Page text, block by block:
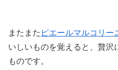
またまた ピエールマルコリー
いしいものを覚えると、贅沢
ものです。